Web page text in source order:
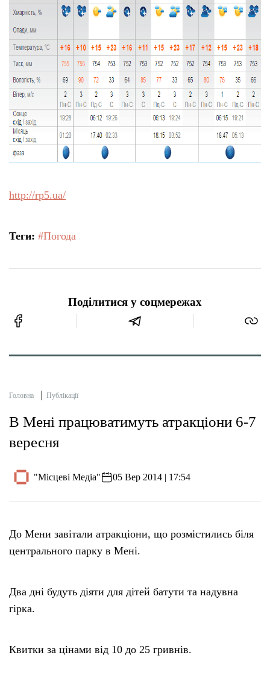
http://rp5.ua/
Теги: #Погода
Поділитися у соцмережах
Головна Публікації
В Мені працюватимуть атракціони 6-7
вересня
"Місцеві Медіа" 05 Вер 2014 | 17:54
До Мени завітали атракціони, що розмістились біля
центрального парку в Мені.
Два дні будуть діяти для дітей батути та надувна
гірка.
Квитки за цінами від 10 до 25 гривнів.